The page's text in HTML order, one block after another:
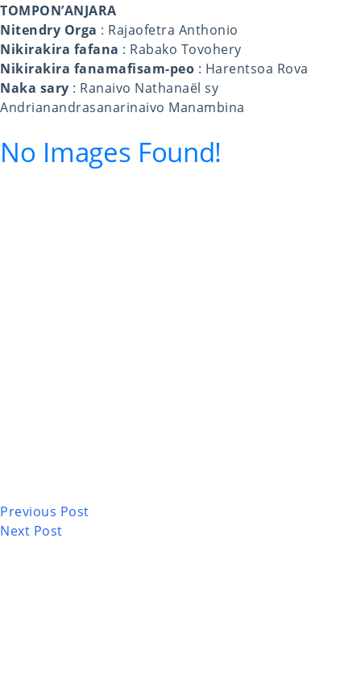
TOMPON’ANJARA
Nitendry Orga : Rajaofetra Anthonio
Nikirakira fafana : Rabako Tovohery
Nikirakira fanamafisam-peo : Harentsoa Rova
Naka sary : Ranaivo Nathanaël sy
Andrianandrasanarinaivo Manambina
No Images Found!
Previous Post
Next Post